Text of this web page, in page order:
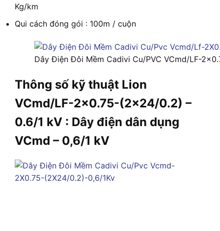
Kg/km
Qui cách đóng gói : 100m / cuộn
Dây Điện Đôi Mềm Cadivi Cu/PVC VCmd/LF-
Thông số kỹ thuật Lion
VCmd/LF-2×0.75-(2×24/0.2) –
0.6/1 kV : Dây điện dân dụng
VCmd – 0,6/1 kV